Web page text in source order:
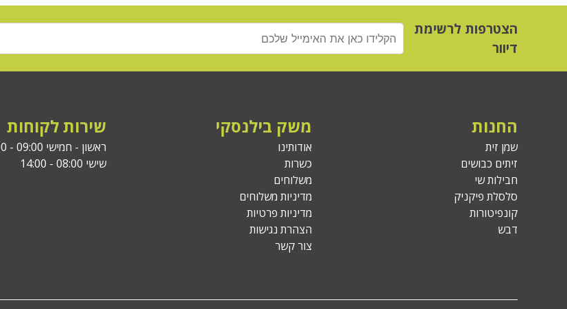
הצטרפות לרשימת
דיוור
החנות
שמן זית
זיתים כבושים
חבילות שי
סלסלת פיקניק
קונפיטורות
דבש
משק בילנסקי
אודותינו
כשרות
משלוחים
מדיניות משלוחים
מדיניות פרטיות
הצהרת נגישות
צור קשר
שירות לקוחות
ראשון - חמישי 09:00 - 15:00
שישי 08:00 - 14:00